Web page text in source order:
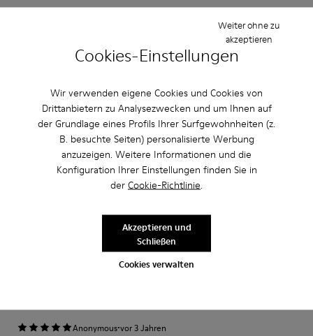
Cookies-Einstellungen
Wir verwenden eigene Cookies und Cookies von
Drittanbietern zu Analysezwecken und um Ihnen auf
der Grundlage eines Profils Ihrer Surfgewohnheiten (z.
B. besuchte Seiten) personalisierte Werbung
anzuzeigen. Weitere Informationen und die
Konfiguration Ihrer Einstellungen finden Sie in
der Cookie-Richtlinie.
Cookies verwalten
Weiter ohne zu
akzeptieren
Akzeptieren und
Schließen
Einstellung
Breite
Anonymous·vor 3 Jahren
Excelente
Muy comodo excelente compra me gusto
Klein
Breite
Anonymous·vor 3 Jahren